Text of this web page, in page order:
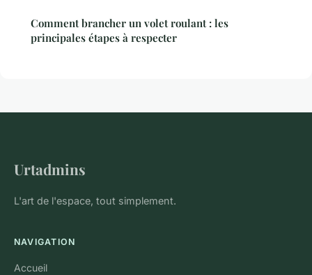
Comment brancher un volet roulant : les
principales étapes à respecter
Urtadmins
L'art de l'espace, tout simplement.
NAVIGATION
Accueil